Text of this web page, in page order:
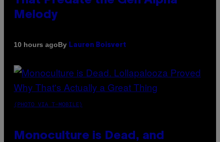
Melody
10 hours agoBy Lauren Boisvert
(PHOTO VIA T-MOBILE)
Monoculture is Dead, and